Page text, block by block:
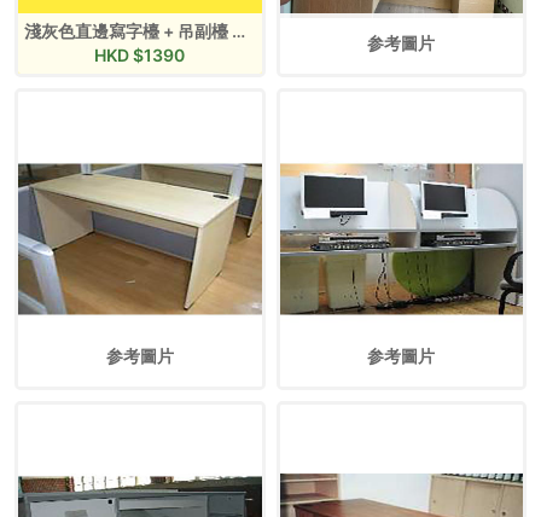
淺灰色直邊寫字檯 + 吊副檯 + 兩吊櫃桶 (內有價目表)
HKD $1390
参考圖片
参考圖片 参考圖片